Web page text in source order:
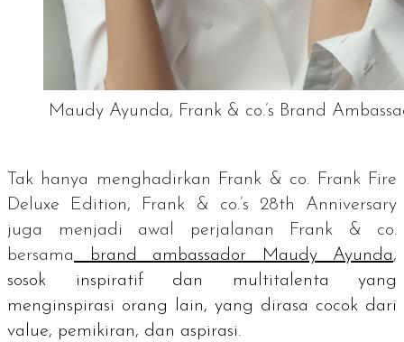
Maudy Ayunda, Frank & co.’s Brand
Tak hanya menghadirkan Frank & co. Frank Fire
Deluxe Edition, Frank & co.’s 28th Anniversary
juga menjadi awal perjalanan Frank & co.
bersama
brand ambassador Maudy Ayunda,
sosok inspiratif dan multitalenta yang
menginspirasi orang lain, yang dirasa cocok dari
value, pemikiran, dan aspirasi.